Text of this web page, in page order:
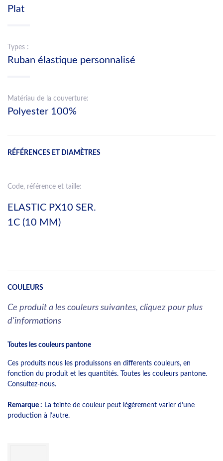
Plat
Types :
Ruban élastique personnalisé
Matériau de la couverture:
Polyester 100%
RÉFÉRENCES ET DIAMÈTRES
Code, référence et taille:
ELASTIC PX10 SER.
1C (10 MM)
COULEURS
Ce produit a les couleurs suivantes, cliquez pour plus
d'informations
Toutes les couleurs pantone
Ces produits nous les produissons en differents couleurs, en
fonction du produit et les quantités. Toutes les couleurs pantone.
Consultez-nous.
Remarque : La teinte de couleur peut légèrement varier d’une
production à l’autre.